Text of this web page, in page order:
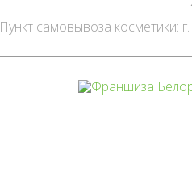
Пункт самовывоза косметики: